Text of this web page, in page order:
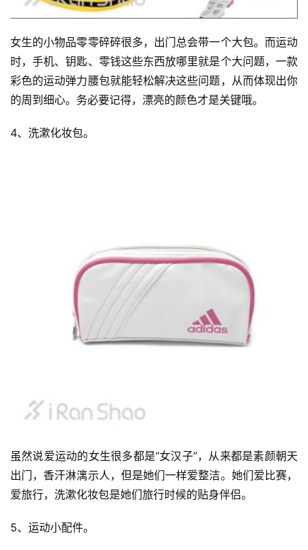
女生的小物品零零碎碎很多，出门总会带一个大包。而运动
时，手机、钥匙、零钱这些东西放哪里就是个大问题，一款
彩色的运动弹力腰包就能轻松解决这些问题，从而体现出你
的周到细心。务必要记得，漂亮的颜色才是关键哦。
4、洗漱化妆包。
虽然说爱运动的女生很多都是“女汉子”，从来都是素颜朝天
出门，香汗淋漓示人，但是她们一样爱整洁。她们爱比赛，
爱旅行，洗漱化妆包是她们旅行时候的贴身伴侣。
5、运动小配件。